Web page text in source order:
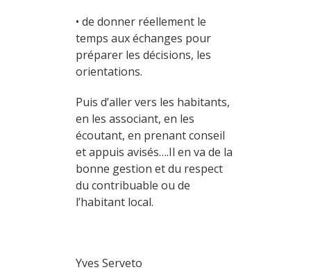
• de donner réellement le
temps aux échanges pour
préparer les décisions, les
orientations.
Puis d’aller vers les habitants,
en les associant, en les
écoutant, en prenant conseil
et appuis avisés….Il en va de la
bonne gestion et du respect
du contribuable ou de
l’habitant local.
Yves Serveto